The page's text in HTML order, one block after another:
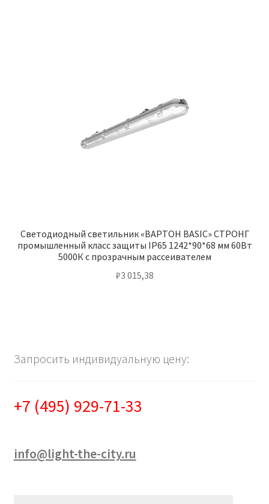
Светодиодный светильник «ВАРТОН BASIC» СТРОНГ
промышленный класс защиты IP65 1242*90*68 мм 60Вт
5000К с прозрачным рассеивателем
₽3 015,38
Запросить индивидуальную цену:
+7 (495) 929-71-33
info@light-the-city.ru